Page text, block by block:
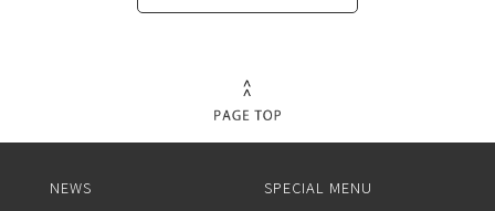
NEWS SPECIAL MENU